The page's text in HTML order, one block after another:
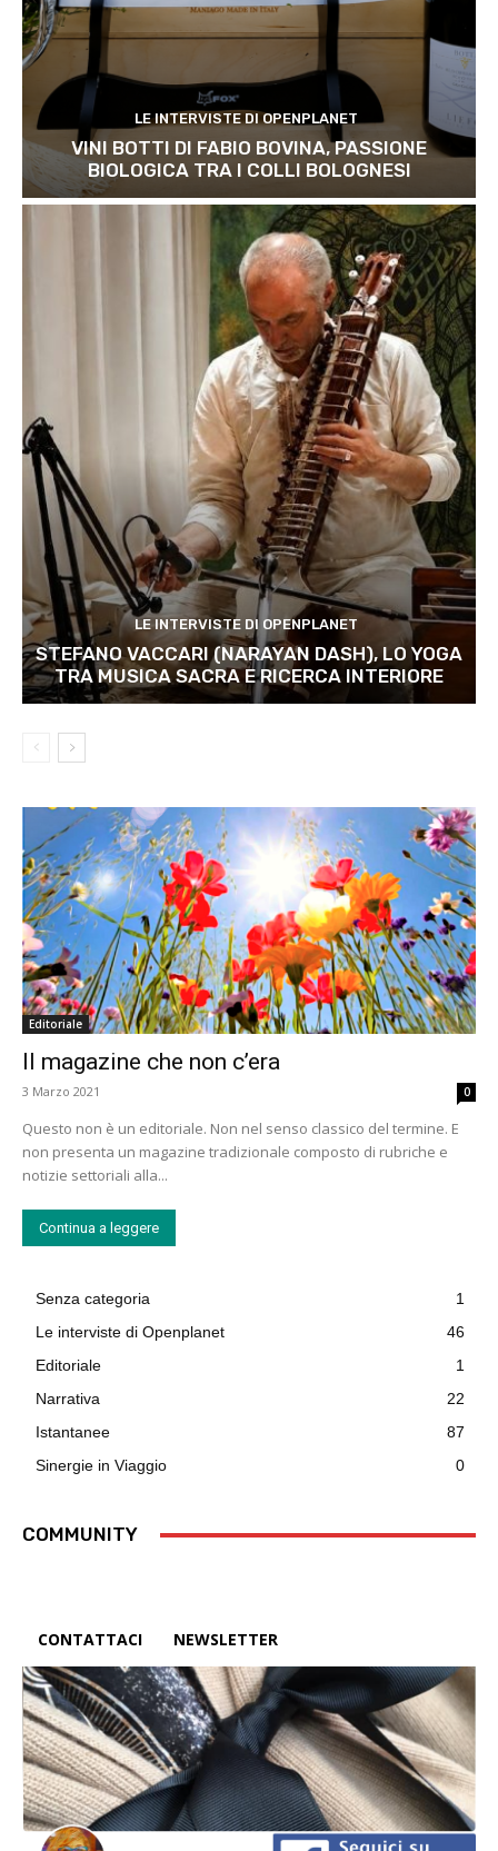
LE INTERVISTE DI OPENPLANET
VINI BOTTI DI FABIO BOVINA, PASSIONE
BIOLOGICA TRA I COLLI BOLOGNESI
LE INTERVISTE DI OPENPLANET
STEFANO VACCARI (NARAYAN DASH), LO YOGA
TRA MUSICA SACRA E RICERCA INTERIORE
Editoriale
Il magazine che non c’era
3 Marzo 2021 0
Questo non è un editoriale. Non nel senso classico del termine. E
non presenta un magazine tradizionale composto di rubriche e
notizie settoriali alla...
Continua a leggere
Senza categoria
1
Le interviste di Openplanet
46
Editoriale
1
Narrativa
22
Istantanee
87
Sinergie in Viaggio
0
COMMUNITY
CONTATTACI NEWSLETTER